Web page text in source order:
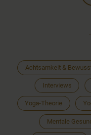
Achtsamkeit &
Interviews
Yoga-Theorie
Mentale